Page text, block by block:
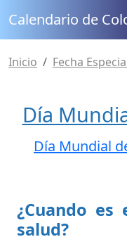
Calendario de
Inicio Fecha
Día
Día Mundial
¿Cuando
salud?